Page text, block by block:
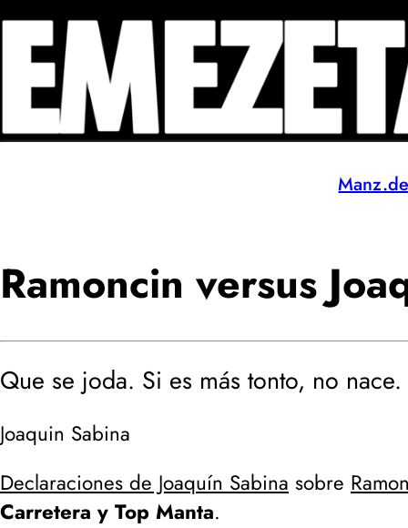
Ramoncin versus
Que se joda. Si es más tonto, no nace.
Joaquin Sabina
Declaraciones de Joaquín Sabina sobre
Carretera y Top Manta.